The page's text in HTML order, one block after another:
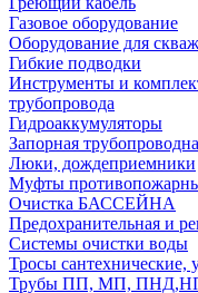
Газовое оборудование
Оборудование для
Гибкие подводки
Инструменты и
трубопровода
Гидроаккумуляторы
Запорная
Люки, дождеприемники
Муфты
Очистка БАССЕЙНА
Предохранительная и
Системы очистки воды
Тросы сантехнические,
Трубы ПП, МП,